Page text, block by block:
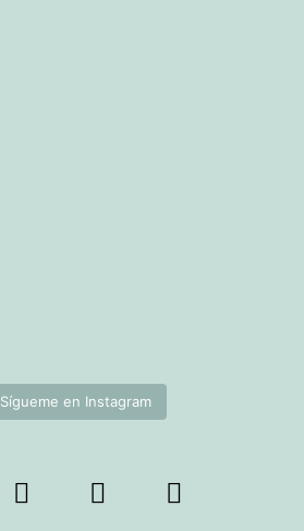
Sígueme en Instagram